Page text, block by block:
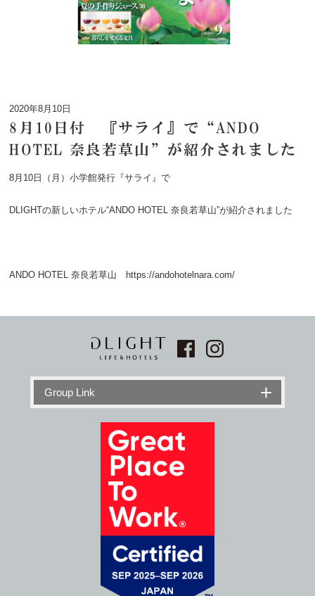
2020年8月10日
8月10日付 『サライ』で“ANDO
HOTEL 奈良若草山”が紹介されました
8月10日（月）小学館発行『サライ』で
DLIGHTの新しいホテル“ANDO HOTEL 奈良若草山”が紹介されました
ANDO HOTEL 奈良若草山 https://andohotelnara.com/
Group Link